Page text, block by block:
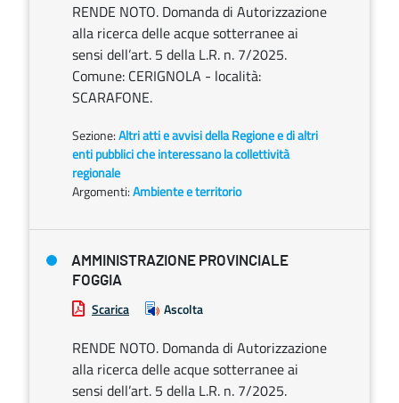
RENDE NOTO. Domanda di Autorizzazione
alla ricerca delle acque sotterranee ai
sensi dell’art. 5 della L.R. n. 7/2025.
Comune: CERIGNOLA - località:
SCARAFONE.
Sezione:Altri atti e avvisi della Regione e di altri
enti pubblici che interessano la collettività
regionale
Argomenti:Ambiente e territorio
AMMINISTRAZIONE PROVINCIALE
FOGGIA
Scarica Ascolta
RENDE NOTO. Domanda di Autorizzazione
alla ricerca delle acque sotterranee ai
sensi dell’art. 5 della L.R. n. 7/2025.